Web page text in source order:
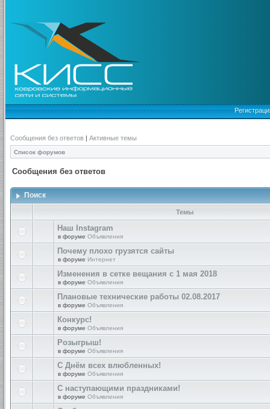
Сообщения без ответов | Активные темы
Список форумов
Сообщения без ответов
Поиск
Темы
Наш Instagram
в форуме Объявления
Почему плохо грузятся сайты
в форуме Интернет
Изменения в сетке вещания с 1 мая 2018
в форуме Объявления
Плановые технические работы 02.08.2017
в форуме Объявления
Конкурс!
в форуме Объявления
Розыгрыш!
в форуме Объявления
С Днём всех влюбленных!
в форуме Объявления
С наступающими праздниками!
в форуме Объявления